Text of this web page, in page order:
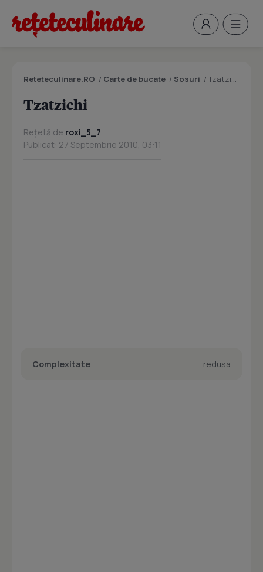
Reteteculinare.RO / Carte de bucate / Sosuri /Tzatzichi
Tzatzichi
Rețetă de roxi_5_7
Publicat: 27 Septembrie 2010, 03:11
Complexitate redusa